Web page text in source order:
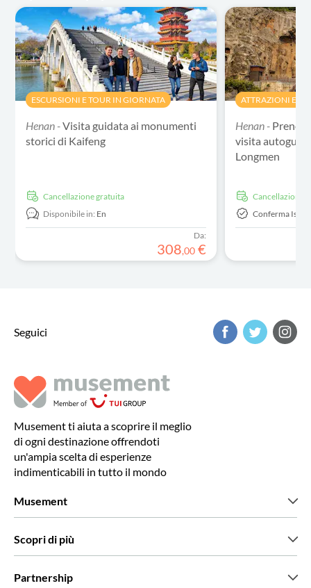
ESCURSIONI E TOUR IN GIORNATA
Henan -Visita guidata ai monumenti
storici di Kaifeng
Cancellazione gratuita
Disponibile in: En
Da:
308,00 €
ATTRAZIONI E
Henan -
visita
Longmen
Cancellazione
Conferma
Seguici
Musement ti aiuta a scoprire il meglio
di ogni destinazione offrendoti
un'ampia scelta di esperienze
indimenticabili in tutto il mondo
Musement
Stampa
Scopri di più
Partnership